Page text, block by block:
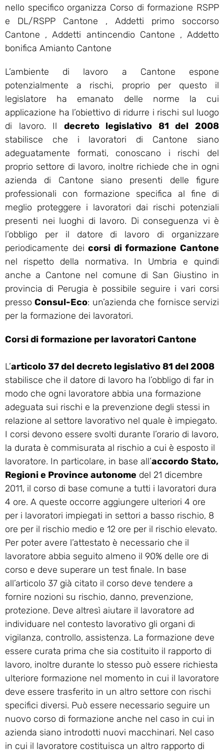
nello specifico organizza Corso di formazione RSPP
e DL/RSPP Cantone , Addetti primo soccorso
Cantone , Addetti antincendio Cantone , Addetto
bonifica Amianto Cantone
L’ambiente di lavoro a Cantone espone
potenzialmente a rischi, proprio per questo il
legislatore ha emanato delle norme la cui
applicazione ha l’obiettivo di ridurre i rischi sul luogo
di lavoro. Il decreto legislativo 81 del 2008
stabilisce che i lavoratori di Cantone siano
adeguatamente formati, conoscano i rischi del
proprio settore di lavoro, inoltre richiede che in ogni
azienda di Cantone siano presenti delle figure
professionali con formazione specifica al fine di
meglio proteggere i lavoratori dai rischi potenziali
presenti nei luoghi di lavoro. Di conseguenza vi è
l’obbligo per il datore di lavoro di organizzare
periodicamente deicorsi di formazione Cantone
nel rispetto della normativa. In Umbria e quindi
anche a Cantone nel comune di San Giustino in
provincia di Perugia è possibile seguire i vari corsi
pressoConsul-Eco: un’azienda che fornisce servizi
per la formazione dei lavoratori.
Corsi di formazione per lavoratori Cantone
L’articolo 37 del decreto legislativo 81 del 2008
stabilisce che il datore di lavoro ha l’obbligo di far in
modo che ogni lavoratore abbia una formazione
adeguata sui rischi e la prevenzione degli stessi in
relazione al settore lavorativo nel quale è impiegato.
I corsi devono essere svolti durante l’orario di lavoro,
la durata è commisurata al rischio a cui è esposto il
lavoratore. In particolare, in base all’accordo Stato,
Regioni e Province autonome del 21 dicembre
2011, il corso di base comune a tutti i lavoratori dura
4 ore. A queste occorre aggiungere ulteriori 4 ore
per i lavoratori impiegati in settori a basso rischio, 8
ore per il rischio medio e 12 ore per il rischio elevato.
Per poter avere l’attestato è necessario che il
lavoratore abbia seguito almeno il 90% delle ore di
corso e deve superare un test finale. In base
all’articolo 37 già citato il corso deve tendere a
fornire nozioni su rischio, danno, prevenzione,
protezione. Deve altresì aiutare il lavoratore ad
individuare nel contesto lavorativo gli organi di
vigilanza, controllo, assistenza. La formazione deve
essere curata prima che sia costituito il rapporto di
lavoro, inoltre durante lo stesso può essere richiesta
ulteriore formazione nel momento in cui il lavoratore
deve essere trasferito in un altro settore con rischi
specifici diversi. Può essere necessario seguire un
nuovo corso di formazione anche nel caso in cui in
azienda siano introdotti nuovi macchinari. Nel caso
in cui il lavoratore costituisca un altro rapporto di